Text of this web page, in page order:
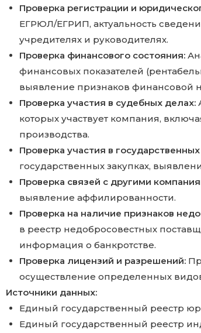
Проверка регистрации и
ЕГРЮЛ/ЕГРИП, актуальность
учредителях и руководителях.
Проверка финансового состояния:
финансовых показателей
выявление признаков финансовой
Проверка участия в судебных делах:
которых участвует компания,
производства.
Проверка участия в государственных
государственных закупках,
Проверка связей с другими
выявление аффилированности.
Проверка на наличие признаков
в реестр недобросовестных
информация о банкротстве.
Проверка лицензий и разрешений:
осуществление определенных
Источники данных:
Единый государственный реестр
Единый государственный реестр